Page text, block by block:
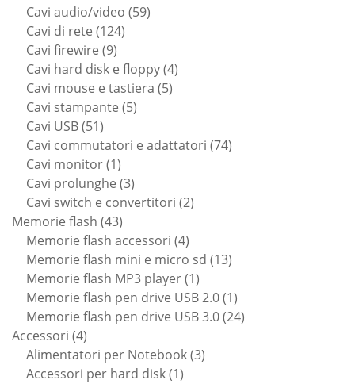
Cavi audio/video 5959
Cavi di rete 124124
Cavi firewire 99
prodotti
Cavi hard disk e floppy 44
Cavi mouse e tastiera 55
Cavi stampante 55
Cavi USB 5151
prodotti
Cavi commutatori e adattatori 7474
Cavi monitor 11
prodotto
Cavi prolunghe 33
prodotti
Cavi switch e convertitori 22
Memorie flash 4343
prodotti
Memorie flash accessori 44
prodotti
Memorie flash mini e micro sd 1313
Memorie flash MP3 player 11
prodotto
Memorie flash pen drive USB 2.0 11
prodotto
Memorie flash pen drive USB 3.0 2424
Accessori 44
prodotti
Alimentatori per Notebook 33
Accessori per hard disk 11